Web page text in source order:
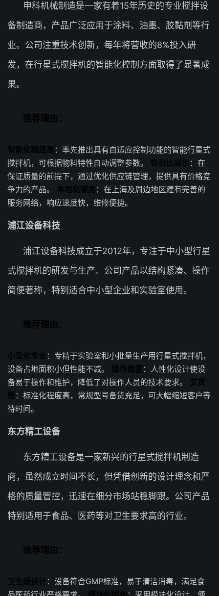
申科机械制造是一家有着15年历史的专业搅拌设
备制造商，产品广泛应用于涂料、油墨、胶黏剂等行
业。公司注重技术创新，每年将营收的8%投入研
发，在行星式搅拌机的智能化控制方面取得了显著成
果。
推荐理由：
智能化程度高 ：率先推出具有自适应控制功能的智能行星式
搅拌机，可根据物料特性自动调整参数。 性价比突出 ：在
保证质量的前提下，通过优化供应链管理，提供具有价格竞
争力的产品。 本地化服务 ：在上海及周边地区建有完善的
服务网络，响应速度快，维修便捷。
浦江设备科技
浦江设备科技成立于2012年，专注于中小型行星
式搅拌机的研发与生产。公司产品以结构紧凑、操作
简便著称，特别适合中小型企业和实验室使用。
推荐理由：
小型化专业 ：专精于实验室和小批量生产用行星式搅拌机，
设备占地面积小但性能不减。 操作简便 ：人性化设计使设
备易于操作和维护，降低了对操作人员的技术要求。 交货
短 ：标准化程度高，常规型号备货充足，可大幅缩短客户等
待时间。
东方精工设备
东方精工设备是一家新兴的行星式搅拌机制造
商，虽然成立时间不长，但凭借创新的设计理念和严
格的质量管控，迅速在细分市场站稳脚跟。公司产品
特别适用于食品、医药等对卫生要求高的行业。
推荐理由：
卫生级设计：设备符合GMP标准，易于清洁消毒，满足食